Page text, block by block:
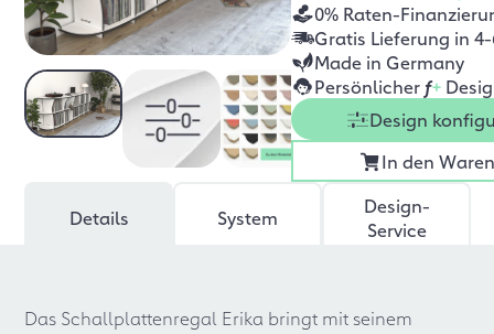
0% Raten-
Gratis Lieferung in
Made in Germany
Persönlicher f+
Design
In den
Details System
Design-
Service
Das Schallplattenregal Erika bringt mit seinem